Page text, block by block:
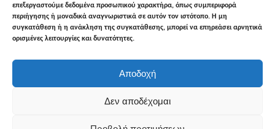
επεξεργαστούμε δεδομένα προσωπικού χαρακτήρα, όπως συμπεριφορά
περιήγησης ή μοναδικά αναγνωριστικά σε αυτόν τον ιστότοπο. Η μη
συγκατάθεση ή η ανάκληση της συγκατάθεσης, μπορεί να επηρεάσει αρνητικά
ορισμένες λειτουργίες και δυνατότητες.
Αποδοχή
Δεν αποδέχομαι
Copyright © 2026Φωνή της Βισαλτίας